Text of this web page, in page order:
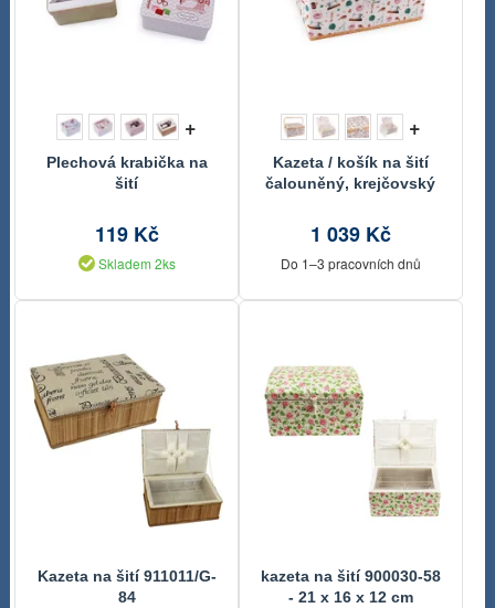
+
Plechová krabička na
šití
119 Kč
Skladem 2ks
+
Kazeta / košík na šití
čalouněný, krejčovský
1 039 Kč
Do 1–3 pracovních dnů
Kazeta na šití 911011/G-
84
kazeta na šití 900030-58
- 21 x 16 x 12 cm